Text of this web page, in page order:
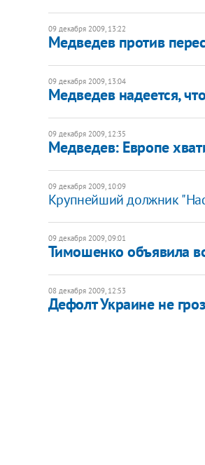
09 декабря 2009, 13:22
Медведев против
09 декабря 2009, 13:04
Медведев надеется,
09 декабря 2009, 12:35
Медведев: Европе
09 декабря 2009, 10:09
Крупнейший должник
09 декабря 2009, 09:01
Тимошенко объявила
08 декабря 2009, 12:53
Дефолт Украине не